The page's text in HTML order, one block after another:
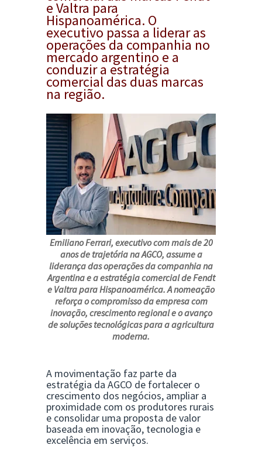
e Valtra para
Hispanoamérica. O
executivo passa a liderar as
operações da companhia no
mercado argentino e a
conduzir a estratégia
comercial das duas marcas
na região.
Emiliano Ferrari, executivo com mais de 20
anos de trajetória na AGCO, assume a
liderança das operações da companhia na
Argentina e a estratégia comercial de Fendt
e Valtra para Hispanoamérica. A nomeação
reforça o compromisso da empresa com
inovação, crescimento regional e o avanço
de soluções tecnológicas para a agricultura
moderna.
A movimentação faz parte da
estratégia da AGCO de fortalecer o
crescimento dos negócios, ampliar a
proximidade com os produtores rurais
e consolidar uma proposta de valor
baseada em inovação, tecnologia e
excelência em serviços.